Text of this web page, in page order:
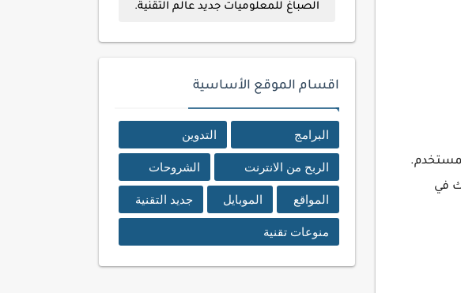
في
الصباغ للمعلوميات جديد عالم التقنية.
اقسام الموقع الأساسية
البرامج التدوين
الربح من الانترنت الشروحات
المواقع الموبايل جديد التقنية
منوعات تقنية